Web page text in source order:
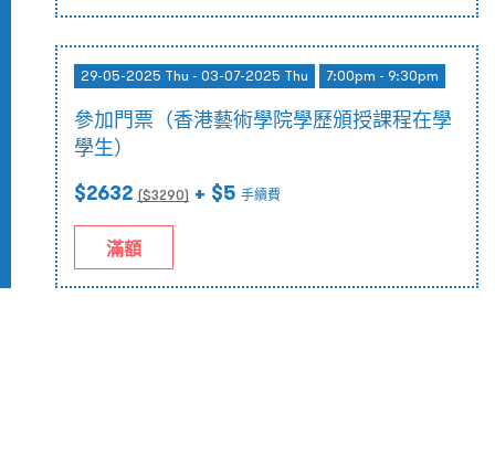
29-05-2025 Thu - 03-07-2025 Thu 7:00pm - 9:30pm
參加門票（香港藝術學院學歷頒授課程在學
學生）
$2632 ($3290) + $5 手續費
滿額